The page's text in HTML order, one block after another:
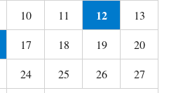
10 11 12
13
17 18 19
20
24 25 26
27